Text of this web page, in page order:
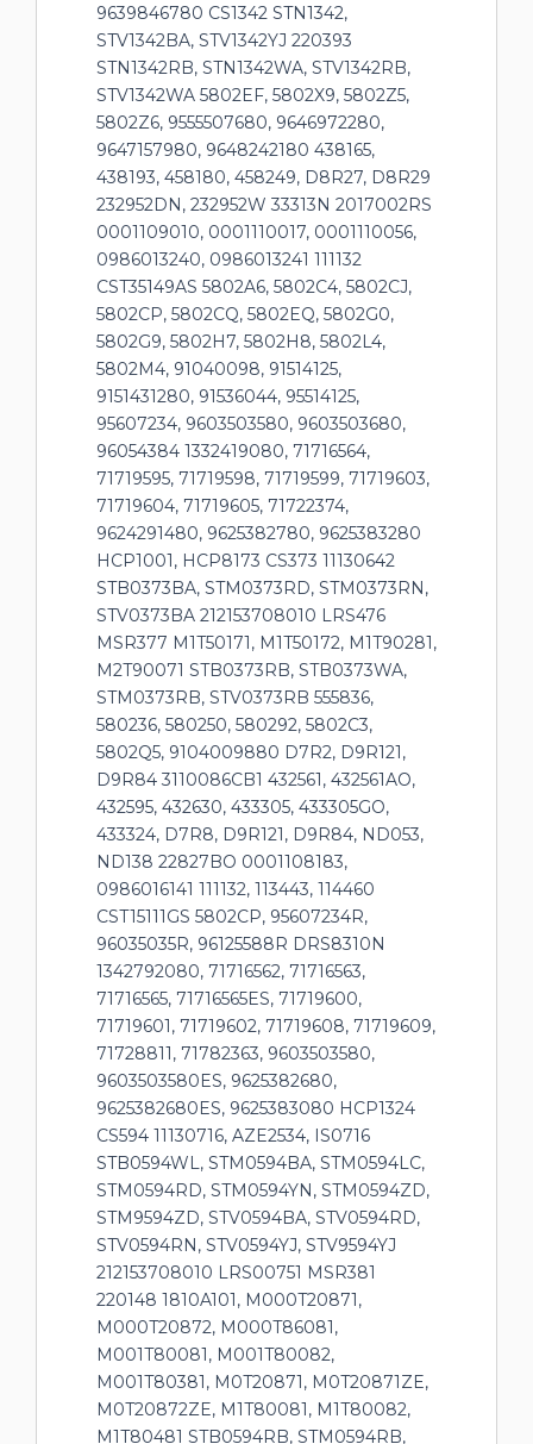
9639846780 CS1342 STN1342,
STV1342BA, STV1342YJ 220393
STN1342RB, STN1342WA, STV1342RB,
STV1342WA 5802EF, 5802X9, 5802Z5,
5802Z6, 9555507680, 9646972280,
9647157980, 9648242180 438165,
438193, 458180, 458249, D8R27, D8R29
232952DN, 232952W 33313N 2017002RS
0001109010, 0001110017, 0001110056,
0986013240, 0986013241 111132
CST35149AS 5802A6, 5802C4, 5802CJ,
5802CP, 5802CQ, 5802EQ, 5802G0,
5802G9, 5802H7, 5802H8, 5802L4,
5802M4, 91040098, 91514125,
9151431280, 91536044, 95514125,
95607234, 9603503580, 9603503680,
96054384 1332419080, 71716564,
71719595, 71719598, 71719599, 71719603,
71719604, 71719605, 71722374,
9624291480, 9625382780, 9625383280
HCP1001, HCP8173 CS373 11130642
STB0373BA, STM0373RD, STM0373RN,
STV0373BA 212153708010 LRS476
MSR377 M1T50171, M1T50172, M1T90281,
M2T90071 STB0373RB, STB0373WA,
STM0373RB, STV0373RB 555836,
580236, 580250, 580292, 5802C3,
5802Q5, 9104009880 D7R2, D9R121,
D9R84 3110086CB1 432561, 432561AO,
432595, 432630, 433305, 433305GO,
433324, D7R8, D9R121, D9R84, ND053,
ND138 22827BO 0001108183,
0986016141 111132, 113443, 114460
CST15111GS 5802CP, 95607234R,
96035035R, 96125588R DRS8310N
1342792080, 71716562, 71716563,
71716565, 71716565ES, 71719600,
71719601, 71719602, 71719608, 71719609,
71728811, 71782363, 9603503580,
9603503580ES, 9625382680,
9625382680ES, 9625383080 HCP1324
CS594 11130716, AZE2534, IS0716
STB0594WL, STM0594BA, STM0594LC,
STM0594RD, STM0594YN, STM0594ZD,
STM9594ZD, STV0594BA, STV0594RD,
STV0594RN, STV0594YJ, STV9594YJ
212153708010 LRS00751 MSR381
220148 1810A101, M000T20871,
M000T20872, M000T86081,
M001T80081, M001T80082,
M001T80381, M0T20871, M0T20871ZE,
M0T20872ZE, M1T80081, M1T80082,
M1T80481 STB0594RB, STM0594RB,